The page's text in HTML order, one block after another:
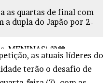
as quartas de final com
a dupla do Japão por 2-
MENINAS! 💚💛
#Paris2024
as atuais líderes do
terão o desafio de